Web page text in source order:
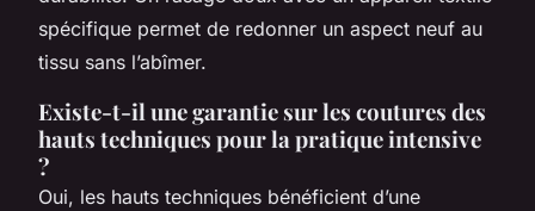
spécifique permet de redonner un aspect neuf au
tissu sans l’abîmer.
Existe-t-il une garantie sur les coutures des
hauts techniques pour la pratique intensive
?
Oui, les hauts techniques bénéficient d’une